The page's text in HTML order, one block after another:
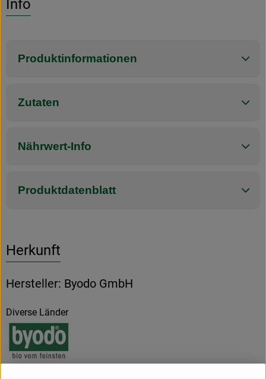
Info
Produktinformationen
Zutaten
Nährwert-Info
Produktdatenblatt
Herkunft
Hersteller: Byodo GmbH
Diverse Länder